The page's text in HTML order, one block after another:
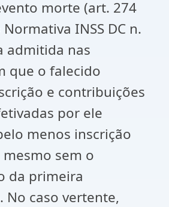
morte (art. 274
INSS DC n.
admitida nas
que o falecido
e contribuições
por ele
menos inscrição
sem o
da primeira
No caso vertente,